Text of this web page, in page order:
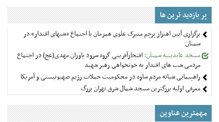
پر بازدید ترین ها
برگزاری آیین اهتزاز پرچم متبرک علوی همزمان با اجتماع «شبهای اقتدار» در
سمنان
مسجد عابدینیه سمنان:افتخارآفرینی گروه سرود یاوران مهدی(عج) در اجتماع
مردمی شب های اقتدار به خونخواهی رهبر شهید
راهپیمایی شبانه مردم ساوه در محکومیت حملات رژیم صهیونیستی و آمریکا
معرفی اولیه بزرگترین مسجد شمال شرق تهران بزرگ
مهمترین عناوین